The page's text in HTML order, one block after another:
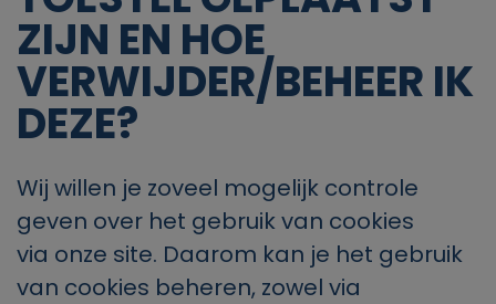
ZIJN EN HOE
VERWIJDER/BEHEER IK
DEZE?
Wij willen je zoveel mogelijk controle
geven over het gebruik van cookies
via onze site. Daarom kan je het gebruik
van cookies beheren, zowel via